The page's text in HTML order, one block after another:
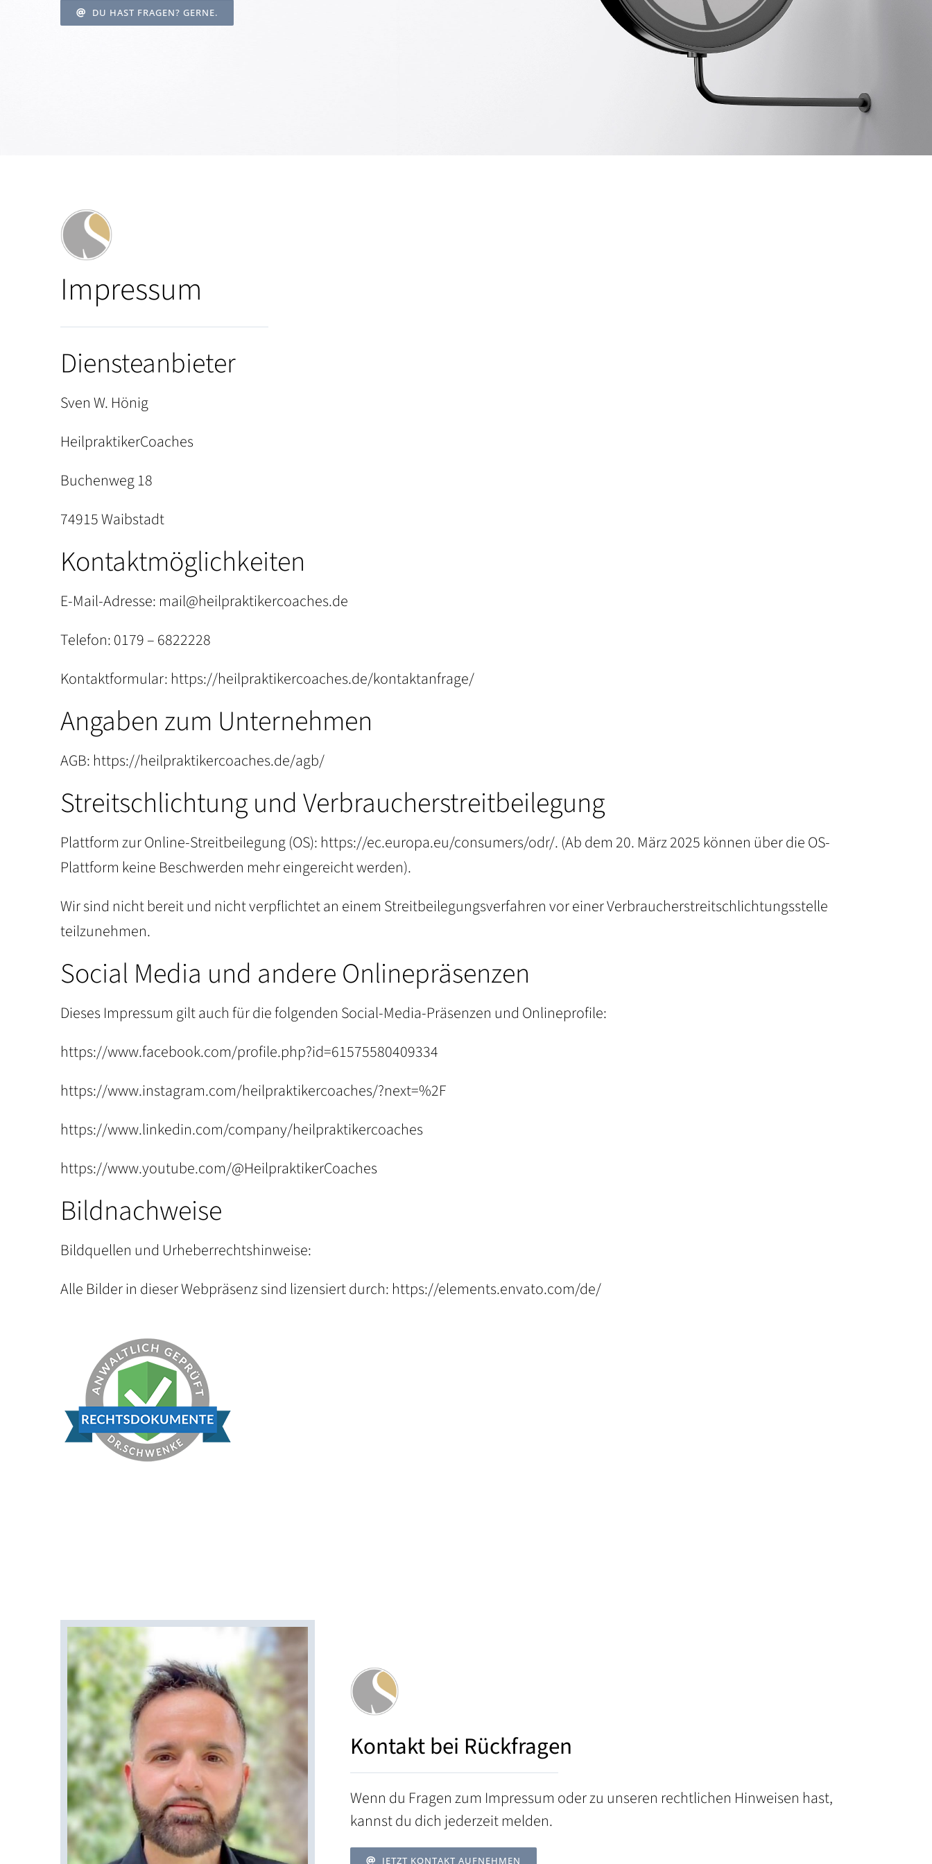
DU HAST FRAGEN? GERNE.
Impressum
Diensteanbieter
Sven W. Hönig
HeilpraktikerCoaches
Buchenweg 18
74915 Waibstadt
Kontaktmöglichkeiten
E-Mail-Adresse: mail@heilpraktikercoaches.de
Telefon: 0179 – 6822228
Kontaktformular: https://heilpraktikercoaches.de/kontaktanfrage/
Angaben zum Unternehmen
AGB: https://heilpraktikercoaches.de/agb/
Streitschlichtung und Verbraucherstreitbeilegung
Plattform zur Online-Streitbeilegung (OS): https://ec.europa.eu/consumers/odr/. (Ab dem 20. März 2025 können über die OS-
Plattform keine Beschwerden mehr eingereicht werden).
Wir sind nicht bereit und nicht verpflichtet an einem Streitbeilegungsverfahren vor einer Verbraucherstreitschlichtungsstelle
teilzunehmen.
Social Media und andere Onlinepräsenzen
Dieses Impressum gilt auch für die folgenden Social-Media-Präsenzen und Onlineprofile:
https://www.facebook.com/profile.php?id=61575580409334
https://www.instagram.com/heilpraktikercoaches/?next=%2F
https://www.linkedin.com/company/heilpraktikercoaches
https://www.youtube.com/@HeilpraktikerCoaches
Bildnachweise
Bildquellen und Urheberrechtshinweise:
Alle Bilder in dieser Webpräsenz sind lizensiert durch: https://elements.envato.com/de/
Kontakt bei Rückfragen
Wenn du Fragen zum Impressum oder zu unseren rechtlichen Hinweisen hast,
kannst du dich jederzeit melden.
JETZT KONTAKT AUFNEHMEN